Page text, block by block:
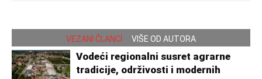
VEZANI ČLANCI VIŠE OD AUTORA
Vodeći regionalni susret agrarne
tradicije, održivosti i modernih